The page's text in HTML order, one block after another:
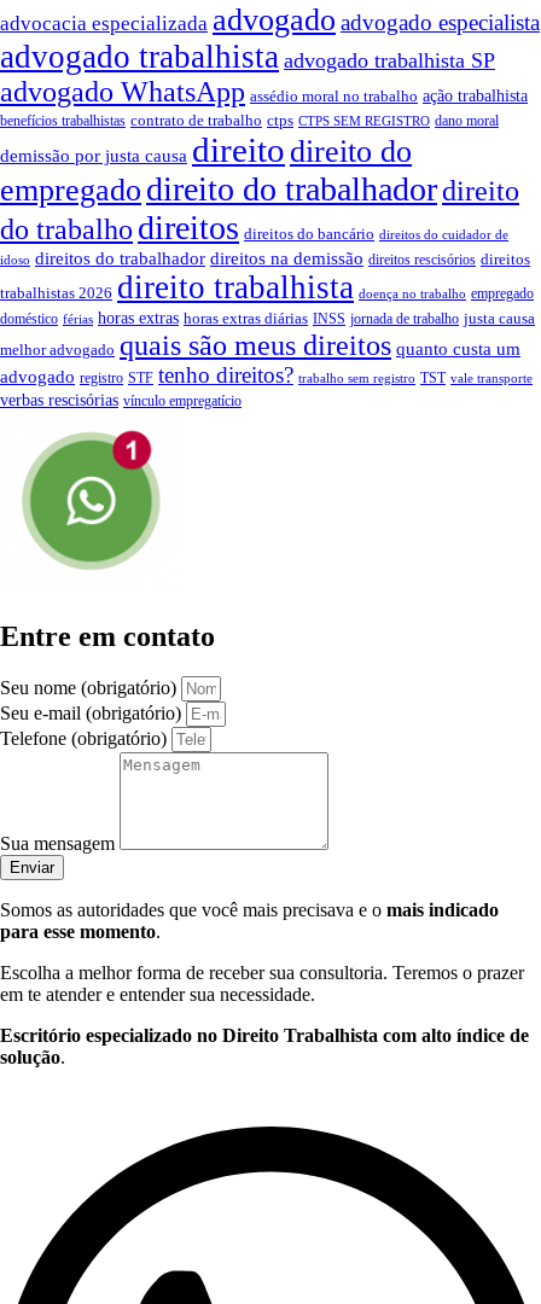
advocacia especializada advogado advogado especialista
advogado trabalhista advogado trabalhista SP
advogado WhatsApp assédio moral no trabalho ação trabalhista
benefícios trabalhistas contrato de trabalho ctps CTPS SEM REGISTRO dano moral
demissão por justa causa direito direito do
empregado direito do trabalhadordireito
do trabalho direitos direitos do bancário direitos do cuidador de
idoso direitos do trabalhador direitos na demissão direitos rescisórios direitos
trabalhistas 2026 direito trabalhista doença no trabalho empregado
doméstico férias horas extras horas extras diárias INSS jornada de trabalho justa causa
melhor advogado quais são meus direitos quanto custa um
advogado registro STF tenho direitos? trabalho sem registro TST vale transporte
verbas rescisórias vínculo empregatício
Entre em contato
Seu nome (obrigatório)
Seu e-mail (obrigatório)
Telefone (obrigatório)
Sua mensagem
Enviar
Somos as autoridades que você mais precisava e o mais indicado
para esse momento.
Escolha a melhor forma de receber sua consultoria. Teremos o prazer
em te atender e entender sua necessidade.
Escritório especializado no Direito Trabalhista com alto índice de
solução.